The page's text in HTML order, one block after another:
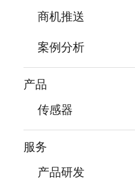
商机推送
案例分析
产品
传感器
服务
产品研发